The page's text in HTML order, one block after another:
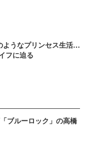
ようなプリンセス生活…
フに迫る
ブルーロック」の高橋